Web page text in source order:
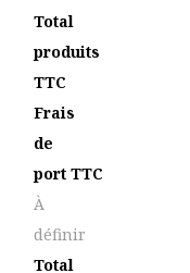
Total
produits
TTC
Frais
de
port TTC
À
définir
Total